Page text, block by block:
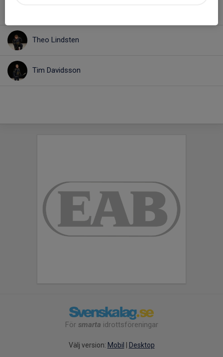
Theo Lindsten
Tim Davidsson
För smarta idrottsföreningar
Välj version: Mobil Desktop